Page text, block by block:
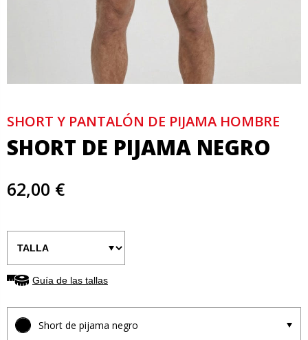
SHORT Y PANTALÓN DE PIJAMA HOMBRE
SHORT DE PIJAMA NEGRO
62,00 €
Guía de las tallas
Short de pijama negro